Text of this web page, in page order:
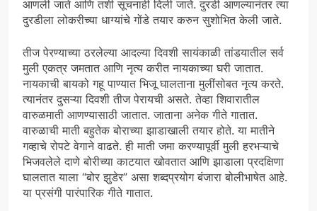
आणली जाते आणि तशी सूचनाही दिली जाते. दुरडी आणल्यानंतर त्या
दुरडीला लोकरीच्या धाग्यांचे गोंडे तयार करुन सुशोभित केली जाते.
तीज पेरण्याच्या ठरलेल्या आदल्या दिवशी सायंकाळी तांडयातील सर्व
मुली एकत्र जमतात आणि नृत्य करीत नायकाच्या घरी जातात.
नायकाची बायको गहू पाण्यात भिजू घालताना मुलींसोबत नृत्य करते.
त्यानंतर दुसऱ्या दिवशी तीज पेरायची असते. तेव्हा शिवारातील
वारुळमाती आणण्यासाठी जातात. जाताना अनेक गीते गातात.
वारुळाची माती बहुतेक बोराच्या झाडाखाली तयार होते. या मातीने
गव्हाचे रोपटे वेगाने वाढते. ही माती जमा करण्यापूर्वी मुली हरभऱ्याचे
भिजवलेले दाणे बोरीच्या काटयात खोवतात आणि झाडाला प्रदक्षिणा
घालतात याला “बोर झुडेर” असा शब्दप्रयोग बंजारा बोलीभाषेत आहे.
या प्रसंगी पारंपारिक गीते गातात.